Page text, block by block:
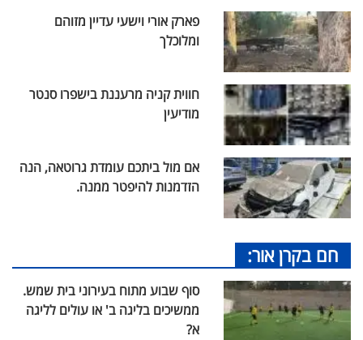
פארק אורי וישעי עדיין מזוהם
ומלוכלך
חווית קניה מרעננת בישפרו סנטר
מודיעין
אם מול ביתכם עומדת גרוטאה, הנה
הזדמנות להיפטר ממנה.
חם בקרן אור:
סוף שבוע מתוח בעירוני בית שמש.
ממשיכים בליגה ב' או עולים לליגה
א?